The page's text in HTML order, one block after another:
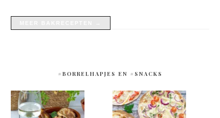
#BORRELHAPJES EN #SNACKS